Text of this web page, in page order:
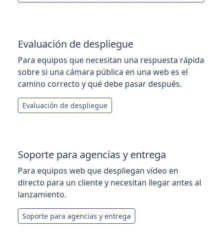
Evaluación de despliegue
Para equipos que necesitan una respuesta rápida
sobre si una cámara pública en una web es el
camino correcto y qué debe pasar después.
Evaluación de despliegue
Soporte para agencias y entrega
Para equipos web que despliegan vídeo en
directo para un cliente y necesitan llegar antes al
lanzamiento.
Soporte para agencias y entrega